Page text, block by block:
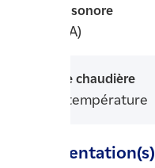
Niveau sonore
50 db(A)
Type de chaudière
Basse température
Documentation(s)